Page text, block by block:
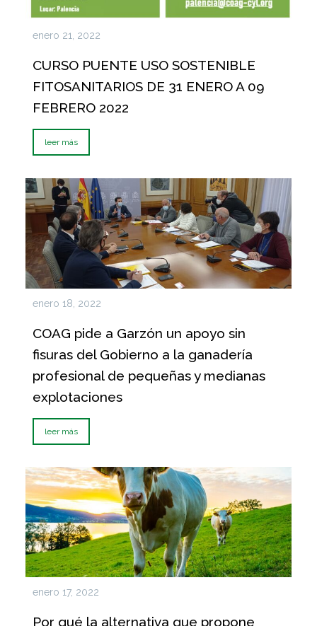
enero 21, 2022
CURSO PUENTE USO SOSTENIBLE
FITOSANITARIOS DE 31 ENERO A 09
FEBRERO 2022
leer más
enero 18, 2022
COAG pide a Garzón un apoyo sin
fisuras del Gobierno a la ganadería
profesional de pequeñas y medianas
explotaciones
leer más
enero 17, 2022
Por qué la alternativa que propone